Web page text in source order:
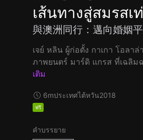
เส้นทางสู่สมรสเ
與澳洲同行：邁向婚姻
เจย์ หลิน ผู้ก่อตั้ง กาเกา โอลาล่
ภาพยนตร์ มาร์ดิ แกรส ที่เฉลิม
เติม
6mประเทศไต้หวัน2018
ฟรี
คำบรรยาย